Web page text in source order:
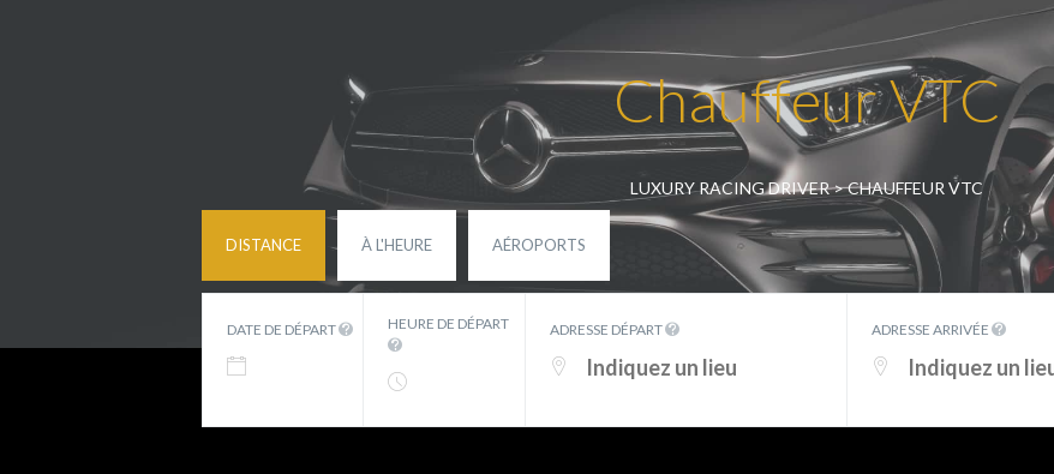
Chauffeur VTC
LUXURY RACING DRIVER>CHAUFFEUR VTC
DISTANCE À L'HEURE AÉROPORTS
DATE DE DÉPART HEURE DE DÉPART ADRESSE DÉPART ADRESSE ARRIVÉE